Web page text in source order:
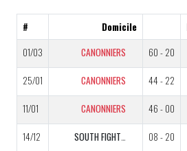
# Domicile
01/03
CANONNIERS 60 - 20
25/01 CANONNIERS 44 - 22
11/01 CANONNIERS 46 - 00
14/12 SOUTH FIGHTERS 08 - 20